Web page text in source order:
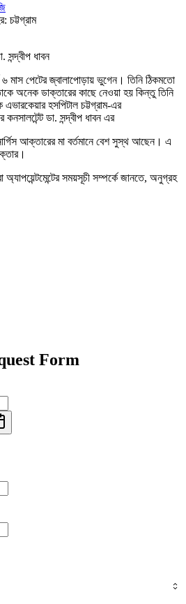
: চট্টগ্রাম
সন্দ্বীপ ধাবন
৬ মাস পেটের জ্বালাপোড়ায় ভুগেন। তিনি ঠিকমতো
অনেক ডাক্তারের কাছে নেওয়া হয় কিন্তু তিনি
হসপিটাল চট্টগ্রাম-এর
কনসালটেন্ট ডা. সন্দ্বীপ ধাবন এর
আক্তারের মা বর্তমানে বেশ সুস্থ আছেন। এ
সময়সূচী সম্পর্কে জানতে, অনুগ্রহ
Form